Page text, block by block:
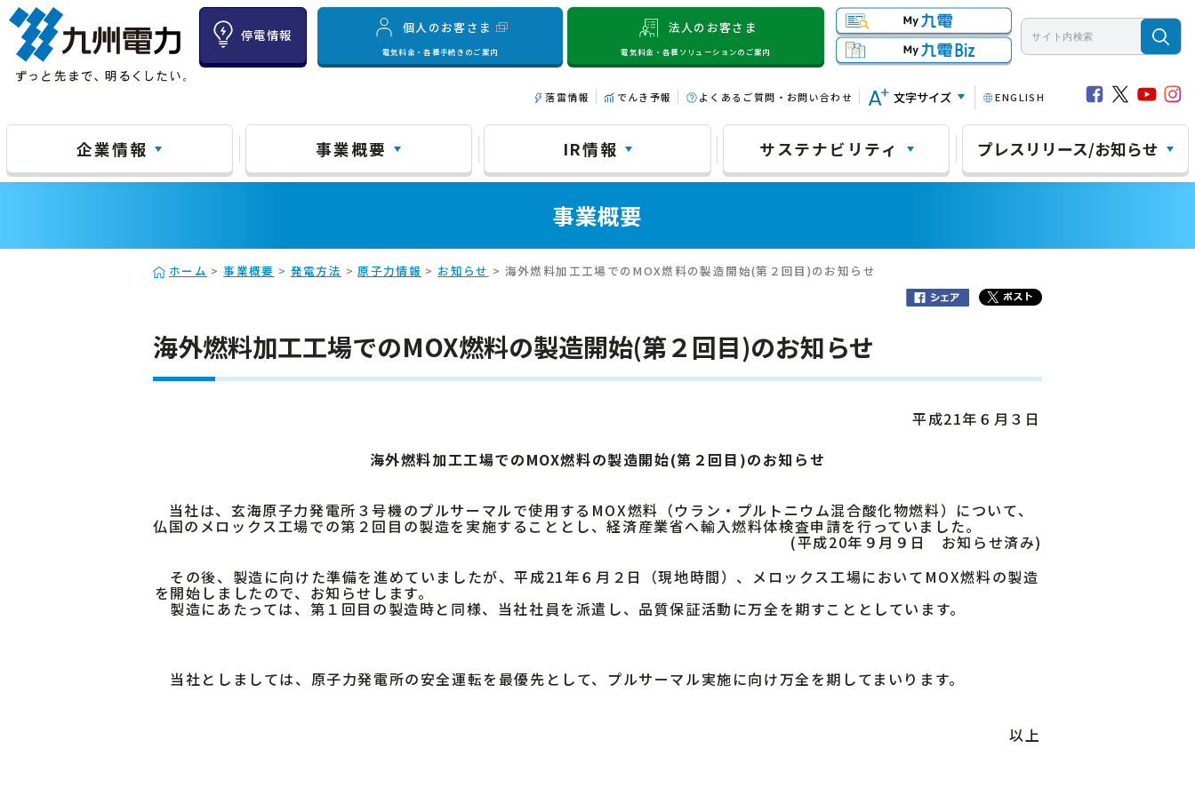
停電情報
個人のお客さま
電気料金・各種手続きのご案内
法人のお客さま
電気料金・各種ソリューションのご案内
落雷情報 でんき予報 よくあるご質問・お問い合わせ 文字サイズ ENGLISH
企業情報 事業概要 IR情報 サステナビリティ プレスリリース/お知らせ
事業概要
ホーム >事業概要 > 発電方法 >原子力情報 > お知らせ > 海外燃料加工工場でのMOX燃料の製造開始(第２回目)のお知らせ
海外燃料加工工場でのMOX燃料の製造開始(第２回目)のお知らせ
平成21年６月３日
海外燃料加工工場でのMOX燃料の製造開始(第２回目)のお知らせ
当社は、玄海原子力発電所３号機のプルサーマルで使用するMOX燃料（ウラン・プルトニウム混合酸化物燃料）について、
仏国のメロックス工場での第２回目の製造を実施することとし、経済産業省へ輸入燃料体検査申請を行っていました。
(平成20年９月９日 お知らせ済み)
その後、製造に向けた準備を進めていましたが、平成21年６月２日（現地時間）、メロックス工場においてMOX燃料の製造
を開始しましたので、お知らせします。
製造にあたっては、第１回目の製造時と同様、当社社員を派遣し、品質保証活動に万全を期すこととしています。
当社としましては、原子力発電所の安全運転を最優先として、プルサーマル実施に向け万全を期してまいります。
以上